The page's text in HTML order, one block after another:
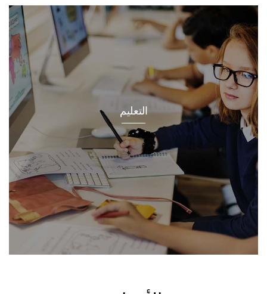
التعليم